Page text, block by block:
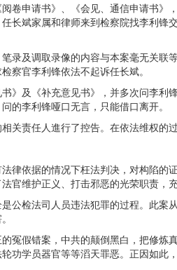
卷申请书》、《会见、通信申请书
长斌家属和律师来到检察院找李利
录及调取录像的内容与本案毫无关
察官李利锋依法不起诉任长斌。
》及《补充意见书》，并多次问李
的李利锋哑口无言，只能借口离开。
责任人進行了控告。在依法维权的
律依据的情况下枉法判决，对构陷
维护正义、打击邪恶的光荣职责，
公检法司人员违法犯罪的过程。此
冤假错案，中共的颠倒黑白，把修
学员器官等等滔天罪恶。正因如此